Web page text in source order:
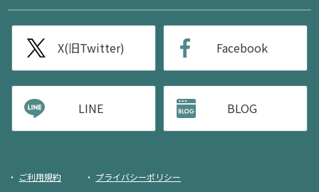
X(旧Twitter) Facebook
LINE BLOG
ご利用規約
プライバシーポリシー